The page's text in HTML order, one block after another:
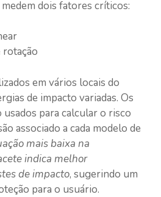
dois fatores críticos:
rotação
em vários locais do
de impacto variadas. Os
para calcular o risco
associado a cada modelo de
mais baixa na
indica melhor
de impacto, sugerindo um
para o usuário.